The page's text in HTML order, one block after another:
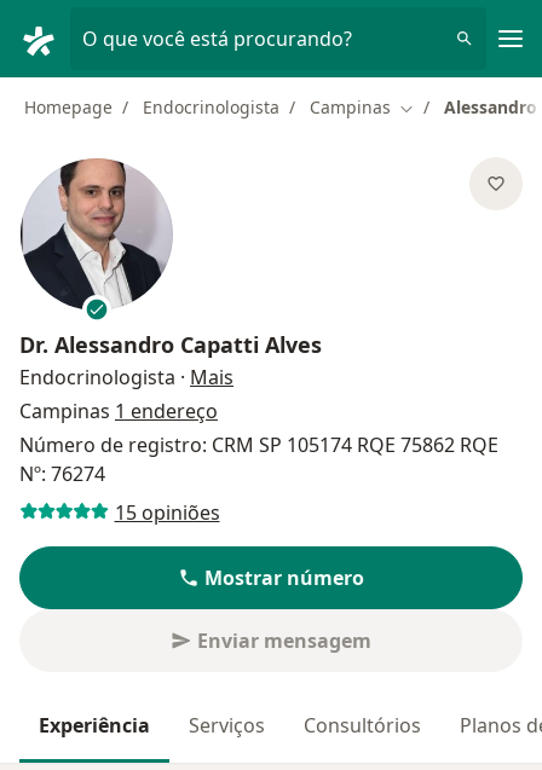
O que você está procurando?
Homepage Endocrinologista Campinas Mudar de cidade
Dr. Alessandro Capatti Alves
Endocrinologista · Mais
Campinas 1 endereço
Número de registro: CRM SP 105174 RQE 75862 RQE
Nº: 76274
15 opiniões
Mostrar número
Enviar mensagem
Experiência Serviços Consultórios Planos